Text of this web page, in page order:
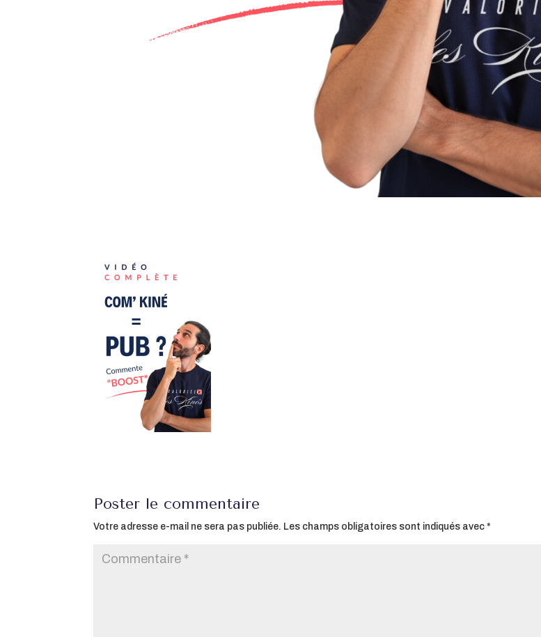
Poster le commentaire
Votre adresse e-mail ne sera pas publiée. Les champs obligatoires sont indiqués avec*